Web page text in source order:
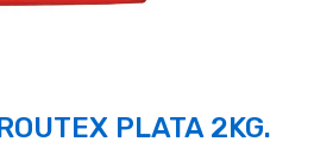
PLATA 2KG.